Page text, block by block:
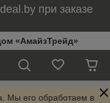
при заказе
«АмайзТрейд»
Мы его обработаем в